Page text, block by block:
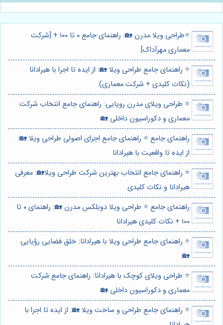
⭐️طراحی ویلا مدرن 🏡: راهنمای جامع ۰ تا ۱۰۰ + [شرکت
معماری مهرآداک]
⭐️ راهنمای جامع طراحی ویلا 🏡: از ایده تا اجرا با هیرادانا
(نکات کلیدی + شرکت معماری)
⭐️ طراحی ویلای مدرن رویایی: راهنمای جامع انتخاب شرکت
معماری و دکوراسیون داخلی 🏡
راهنمای جامع ⭐️ راهنمای جامع اجرای اصولی طراحی ویلا 🏡:
از ایده تا واقعیت با هیرادانا
⭐️ راهنمای جامع انتخاب بهترین شرکت طراحی ویلا🏡: معرفی
هیرادانا و نکات کلیدی
راهنمای جامع ⭐️ طراحی ویلا دوبلکس مدرن 🏡: راهنمای ۰ تا
۱۰۰ + نکات کلیدی هیرادانا
⭐️ راهنمای جامع طراحی ویلا با هیرادانا: خلق فضایی رؤیایی
🏡
⭐️ طراحی ویلای کوچک با هیرادانا: راهنمای جامع شرکت
معماری و دکوراسیون داخلی 🏡
⭐️ راهنمای جامع طراحی و ساخت ویلا 🏡: از ایده تا اجرا با